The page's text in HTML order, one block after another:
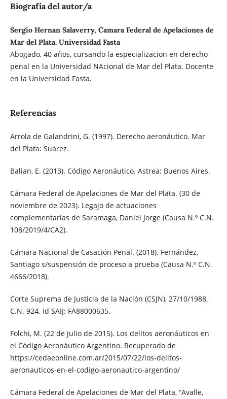
Biografía del autor/a
Sergio Hernan Salaverry, Camara Federal de Apelaciones de
Mar del Plata. Universidad Fasta
Abogado, 40 años, cursando la especializacion en derecho
penal en la Universidad NAcional de Mar del Plata. Docente
en la Universidad Fasta.
Referencias
Arrola de Galandrini, G. (1997). Derecho aeronáutico. Mar
del Plata: Suárez.
Balian, E. (2013). Código Aeronáutico. Astrea: Buenos Aires.
Cámara Federal de Apelaciones de Mar del Plata. (30 de
noviembre de 2023). Legajo de actuaciones
complementarias de Saramaga, Daniel Jorge (Causa N.º C.N.
108/2019/4/CA2).
Cámara Nacional de Casación Penal. (2018). Fernández,
Santiago s/suspensión de proceso a prueba (Causa N.º C.N.
4666/2018).
Corte Suprema de Justicia de la Nación (CSJN), 27/10/1988,
C.N. 924. Id SAIJ: FA88000635.
Folchi, M. (22 de julio de 2015). Los delitos aeronáuticos en
el Código Aeronáutico Argentino. Recuperado de
https://cedaeonline.com.ar/2015/07/22/los-delitos-
aeronauticos-en-el-codigo-aeronautico-argentino/
Cámara Federal de Apelaciones de Mar del Plata, “Avalle,